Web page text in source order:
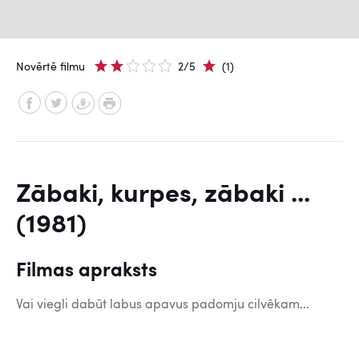
Novērtē filmu 2/5 (1)
Zābaki, kurpes, zābaki ...
(1981)
Filmas apraksts
Vai viegli dabūt labus apavus padomju cilvēkam...